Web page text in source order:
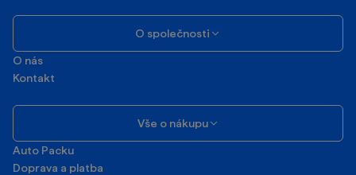
O společnosti
O nás
Kontakt
Vše o nákupu
Auto Packu
Doprava a platba